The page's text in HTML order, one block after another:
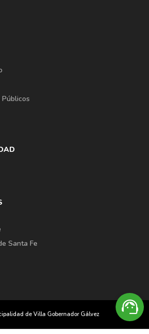
support_agent
Públicos
Santa Fe
de Villa Gobernador Gálvez